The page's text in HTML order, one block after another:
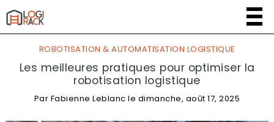
ROBOTISATION & AUTOMATISATION LOGISTIQUE
Les meilleures pratiques pour optimiser la
robotisation logistique
Par Fabienne Leblanc le dimanche, août 17, 2025